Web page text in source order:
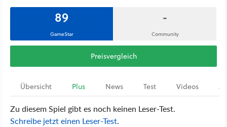
89
GameStar
-
Community
Preisvergleich
Übersicht Plus News Test Videos
Zu diesem Spiel gibt es noch keinen Leser-Test.
Schreibe jetzt einen Leser-Test.